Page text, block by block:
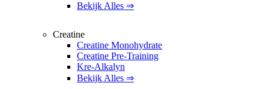
Bekijk Alles ⇒
Creatine
Creatine Monohydrate
Creatine Pre-Training
Kre-Alkalyn
Bekijk Alles ⇒